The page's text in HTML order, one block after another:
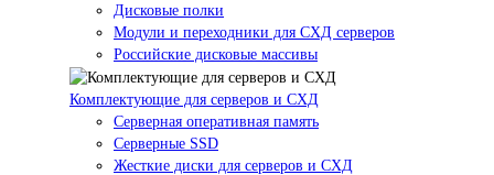
Дисковые полки
Модули и переходники для СХД серверов
Российские дисковые массивы
Комплектующие для серверов и СХД
Серверная оперативная память
Серверные SSD
Жесткие диски для серверов и СХД